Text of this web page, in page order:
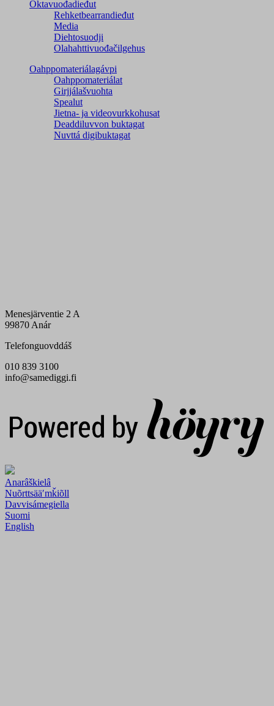
Oktavuođadieđut
Rehketbearrandieđut
Media
Diehtosuodji
Olahahttivuođačilgehus
Oahppomateriálagávpi
Oahppomateriálat
Girjjálašvuohta
Spealut
Jietna- ja videovurkkohusat
Deaddiluvvon buktagat
Nuvttá digibuktagat
Menesjärventie 2 A
99870 Anár
Telefonguovddáš
010 839 3100
info@samediggi.fi
Anarâškielâ
Nuõrttsääʹmǩiõll
Davvisámegiella
Suomi
English